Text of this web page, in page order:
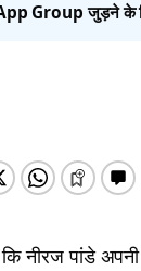
Group जुड़ने के
नीरज पांडे अपनी